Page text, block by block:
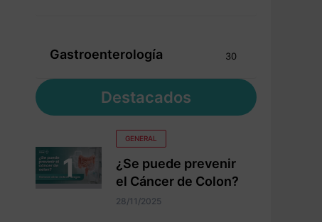
Gastroenterología 30
Destacados
GENERAL
¿Se puede prevenir
el Cáncer de Colon?
28/11/2025